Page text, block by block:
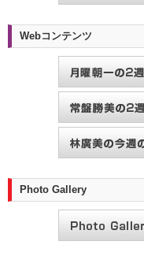
Webコンテンツ
Photo Gallery